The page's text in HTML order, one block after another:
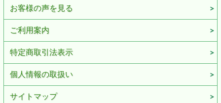
お客様の声を見る
ご利用案内
特定商取引法表示
個人情報の取扱い
サイトマップ